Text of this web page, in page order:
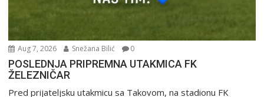
Aug 7, 2026 Snežana Bilić 0
POSLEDNJA PRIPREMNA UTAKMICA FK
ŽELEZNIČAR
Pred prijateljsku utakmicu sa Takovom, na stadionu FK